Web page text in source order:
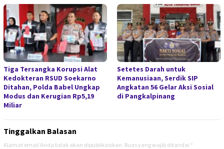
Tiga Tersangka Korupsi Alat
Kedokteran RSUD Soekarno
Ditahan, Polda Babel Ungkap
Modus dan Kerugian Rp5,19
Miliar
Setetes Darah untuk
Kemanusiaan, Serdik SIP
Angkatan 56 Gelar Aksi Sosial
di Pangkalpinang
Tinggalkan Balasan
Alamat email Anda tidak akan dipublikasikan. Ruas yang wajib ditandai *